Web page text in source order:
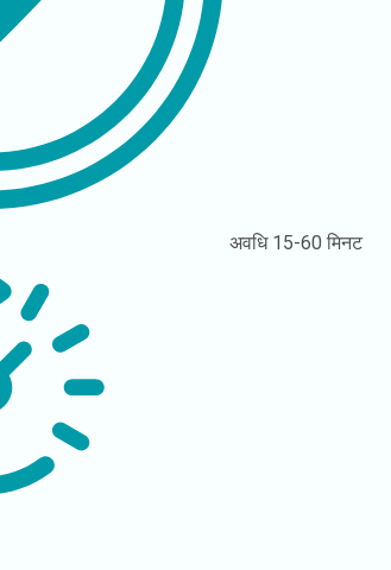
अवधि 15-60 मिनट